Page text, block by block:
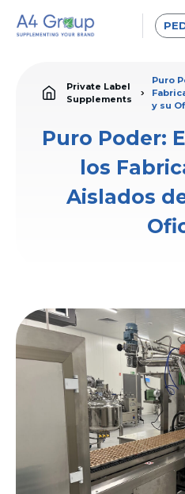
Private Label
Supplements
Puro
y su
Puro Poder:
los
Aislados